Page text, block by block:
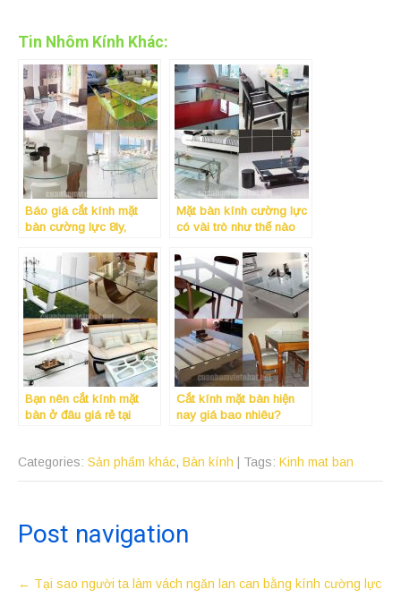
Tin Nhôm Kính Khác:
Báo giá cắt kính mặt
bàn cường lực 8ly,
theo yêu cầu uy tín nhất
tại Tphcm
Mặt bàn kính cường lực
có vài trò như thế nào
chỉ cắt kính mặt bàn giá
rẻ uy tín nhất tại Tphcm
Bạn nên cắt kính mặt
bàn ở đâu giá rẻ tại
Cắt kính mặt bàn hiện
nay giá bao nhiêu?
Categories: Sản phẩm khác, Bàn kính | Tags: Kinh mat ban
Post navigation
← Tại sao người ta làm vách ngăn lan can bằng kính cường lực